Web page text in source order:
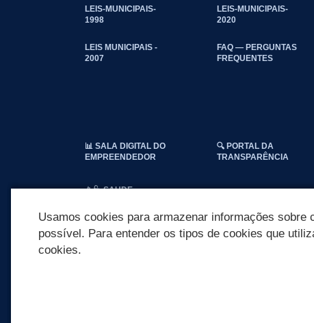
LEIS-MUNICIPAIS-
1998
LEIS-MUNICIPAIS-
2020
LEIS MUNICIPAIS -
2007
FAQ — PERGUNTAS
FREQUENTES
📊 SALA DIGITAL DO
EMPREENDEDOR
🔍 PORTAL DA
TRANSPARÊNCIA
📱🩺 SAUDE
Usamos cookies para armazenar informações
possível. Para entender os tipos de cookies que
cookies.